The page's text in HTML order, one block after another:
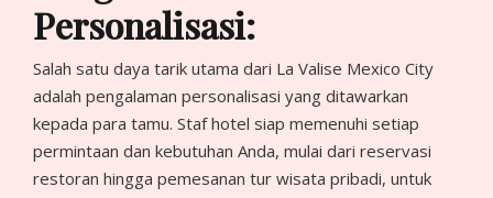
Personalisasi:
Salah satu daya tarik utama dari La Valise Mexico City
adalah pengalaman personalisasi yang ditawarkan
kepada para tamu. Staf hotel siap memenuhi setiap
permintaan dan kebutuhan Anda, mulai dari reservasi
restoran hingga pemesanan tur wisata pribadi, untuk